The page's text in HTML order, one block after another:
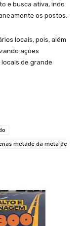
e busca ativa, indo
os postos.
locais, pois, além
ações
de grande
metade da meta de